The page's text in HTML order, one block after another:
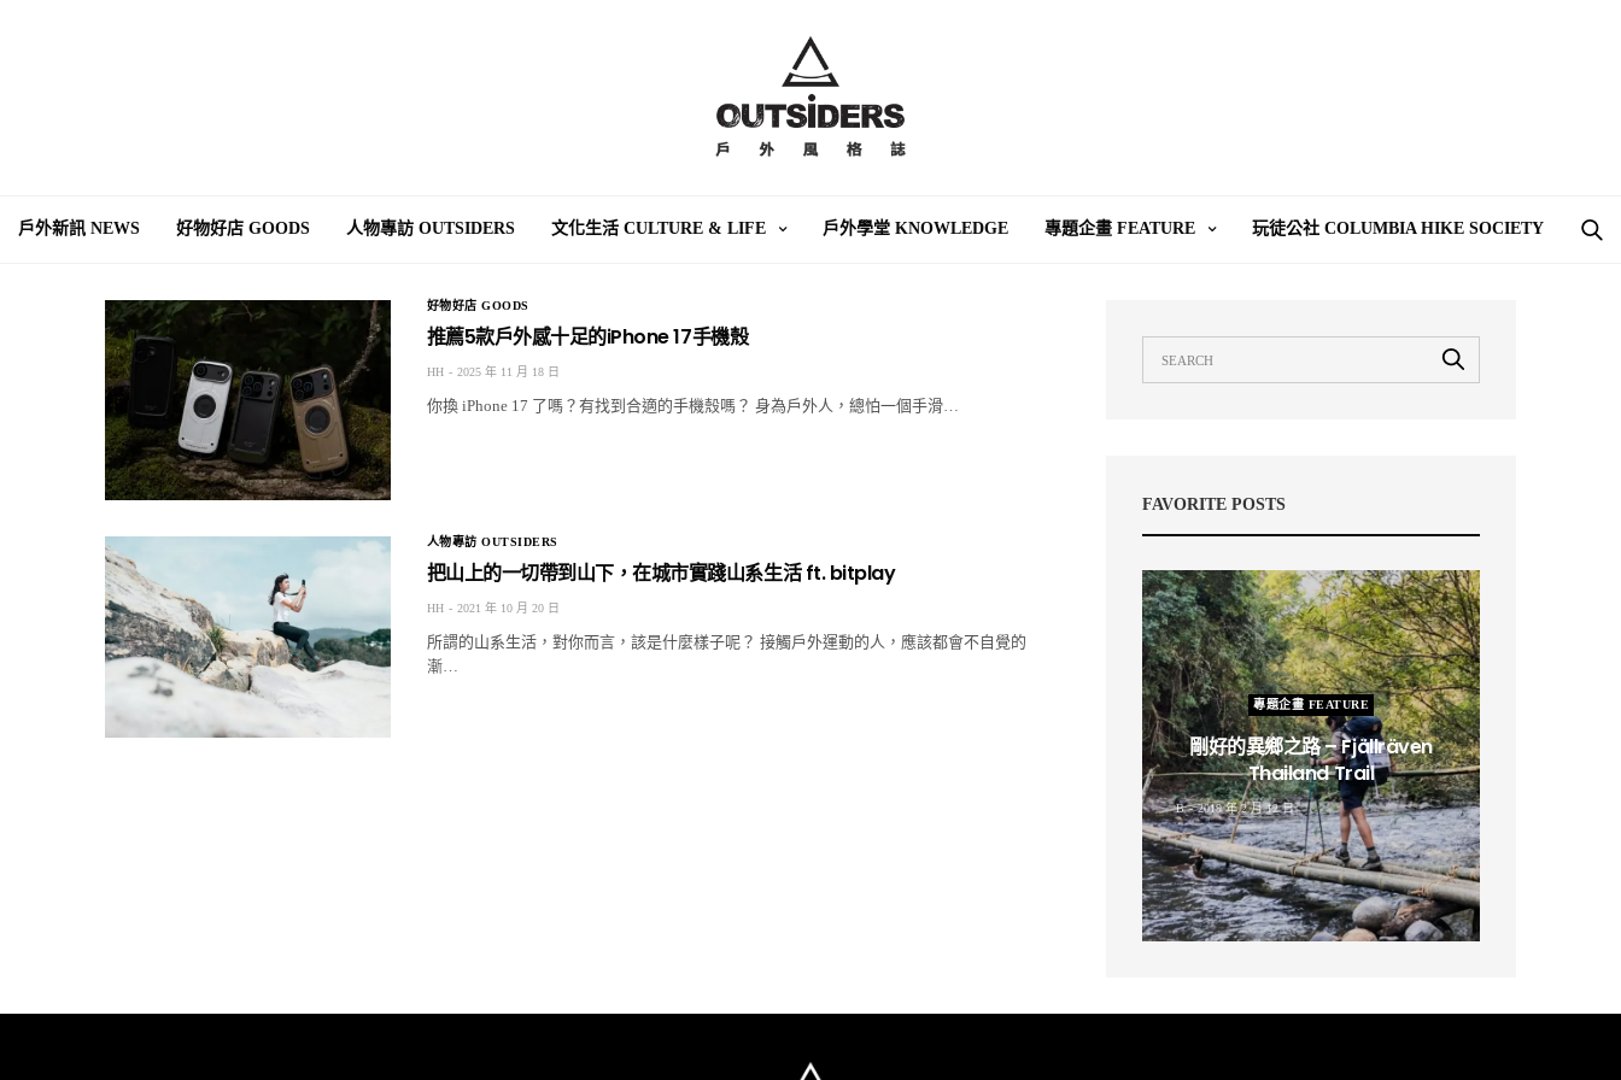
戶外新訊 NEWS 好物好店 GOODS 人物專訪 OUTSIDERS 文化生活 CULTURE & LIFE 戶外學堂 KNOWLEDGE 專題企畫 FEATURE 玩徒公社 COLUMBIA HIKE SOCIETY
好物好店 GOODS
推薦5款戶外感十足的iPhone 17手機殼
HH 2025 年 11 月 18 日
你換 iPhone 17 了嗎？有找到合適的手機殼嗎？ 身為戶外人，總怕一個手滑…
人物專訪 OUTSIDERS
把山上的一切帶到山下，在城市實踐山系生活 ft. bitplay
HH 2021 年 10 月 20 日
所謂的山系生活，對你而言，該是什麼樣子呢？ 接觸戶外運動的人，應該都會不自覺的
漸…
FAVORITE POSTS
專題企畫 FEATURE
剛好的異鄉之路 – Fjällräven
Thailand Trail
B 2019 年 2 月 12 日